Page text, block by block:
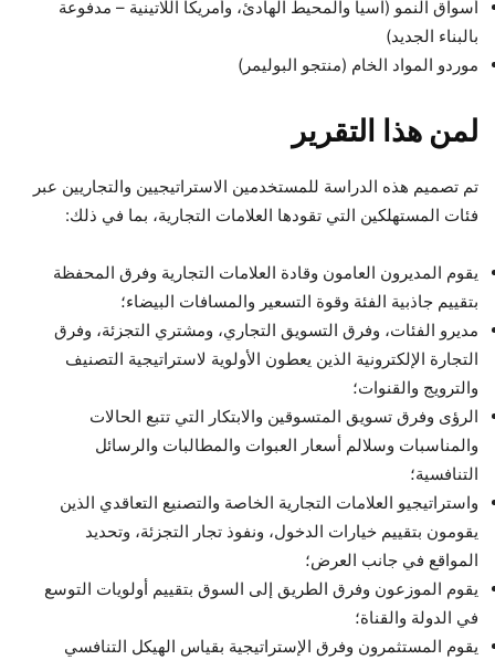
أسواق النمو (آسيا والمحيط الهادئ، وأمريكا اللاتينية – مدفوعة
بالبناء الجديد)
موردو المواد الخام (منتجو البوليمر)
لمن هذا التقرير
تم تصميم هذه الدراسة للمستخدمين الاستراتيجيين والتجاريين عبر
فئات المستهلكين التي تقودها العلامات التجارية، بما في ذلك:
يقوم المديرون العامون وقادة العلامات التجارية وفرق المحفظة
بتقييم جاذبية الفئة وقوة التسعير والمسافات البيضاء؛
مديرو الفئات، وفرق التسويق التجاري، ومشتري التجزئة، وفرق
التجارة الإلكترونية الذين يعطون الأولوية لاستراتيجية التصنيف
والترويج والقنوات؛
الرؤى وفرق تسويق المتسوقين والابتكار التي تتبع الحالات
والمناسبات وسلالم أسعار العبوات والمطالبات والرسائل
التنافسية؛
واستراتيجيو العلامات التجارية الخاصة والتصنيع التعاقدي الذين
يقومون بتقييم خيارات الدخول، ونفوذ تجار التجزئة، وتحديد
المواقع في جانب العرض؛
يقوم الموزعون وفرق الطريق إلى السوق بتقييم أولويات التوسع
في الدولة والقناة؛
يقوم المستثمرون وفرق الإستراتيجية بقياس الهيكل التنافسي